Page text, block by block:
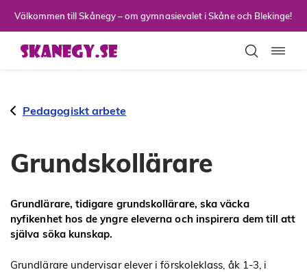
Välkommen till Skånegy – om gymnasievalet i Skåne och Blekinge!
Pedagogiskt arbete
Grundskollärare
Grundlärare, tidigare grundskollärare, ska väcka
nyfikenhet hos de yngre eleverna och inspirera dem till att
själva söka kunskap.
Grundlärare undervisar elever i förskoleklass, åk 1-3, i